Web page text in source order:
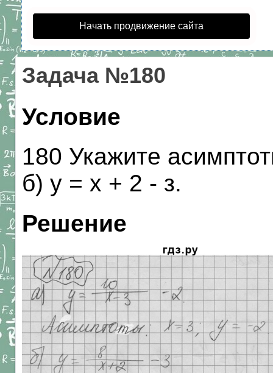
Начать продвижение сайта
Задача №180
Условие
180 Укажите
б) у = х + 2 - з.
Решение